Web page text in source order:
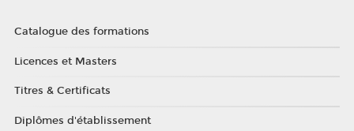
Catalogue des formations
Licences et Masters
Titres & Certificats
Diplômes d'établissement